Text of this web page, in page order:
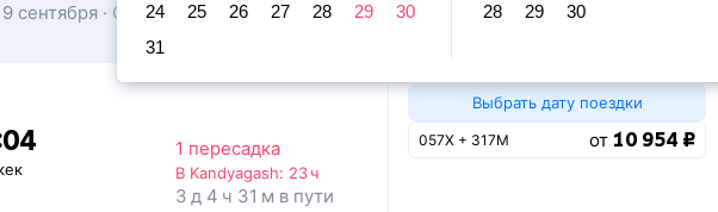
24
25 26 27 28 29
30
31
28
29 30
сентября · Отправление и прибытие по местному времени. Цены за 1 пассажира
1 пересадка
В Kandyagash: 23 ч
3 д 4 ч 31 м в пути
Выбрать дату поездки
057Х + 317М от 10 954 ₽